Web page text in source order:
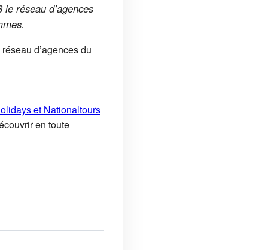
réseau d’agences
d’agences du
et Nationaltours
en toute